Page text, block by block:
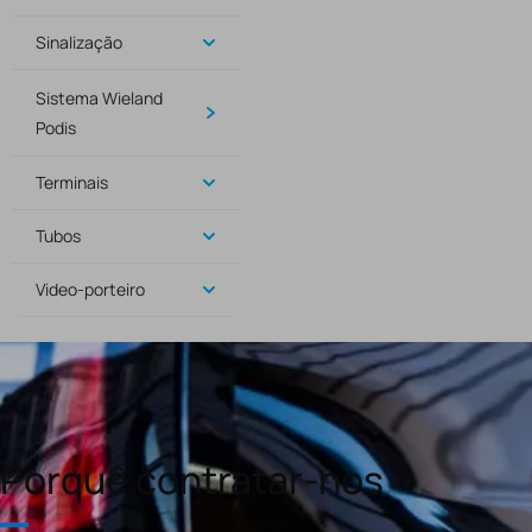
Sinalização
Sistema Wieland
Podis
Terminais
Tubos
Video-porteiro
Porquê contratar-nos